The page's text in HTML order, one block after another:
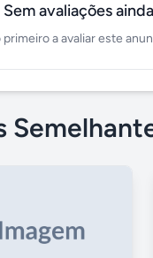
Sem avaliações ainda
primeiro a avaliar este